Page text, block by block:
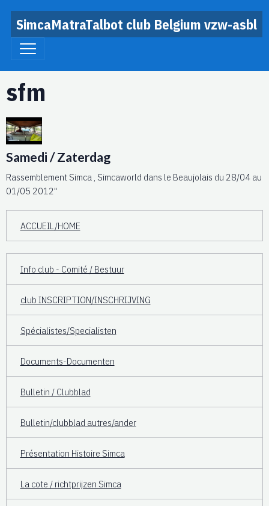
SimcaMatraTalbot club Belgium vzw-asbl
sfm
Samedi / Zaterdag
Rassemblement Simca , Simcaworld dans le Beaujolais du 28/04 au
01/05 2012"
ACCUEIL/HOME
Info club - Comité / Bestuur
club INSCRIPTION/INSCHRIJVING
Spécialistes/Specialisten
Documents-Documenten
Bulletin / Clubblad
Bulletin/clubblad autres/ander
Présentation Histoire Simca
La cote / richtprijzen Simca